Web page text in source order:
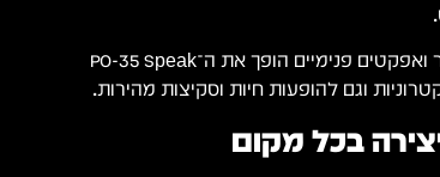
השילוב בין סאמפלינג ווקאלי, סיקוונסר ואפקטים פנימיים הופך את ה־PO-35 Speak
וגם להופעות חיות וסקיצות מהירות.
בכל מקום